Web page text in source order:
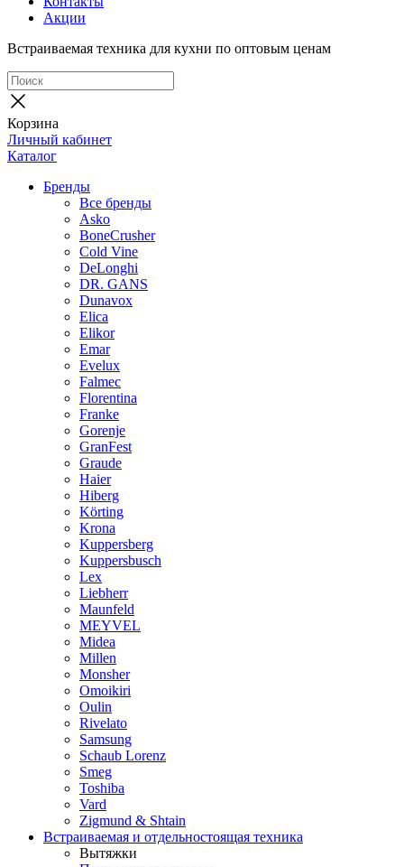
Акции
Встраиваемая техника для кухни по оптовым ценам
Корзина
Личный кабинет
Каталог
Бренды
Все бренды
Asko
BoneCrusher
Cold Vine
DeLonghi
DR. GANS
Dunavox
Elica
Elikor
Emar
Evelux
Falmec
Florentina
Franke
Gorenje
GranFest
Graude
Haier
Hiberg
Körting
Krona
Kuppersberg
Kuppersbusch
Lex
Liebherr
Maunfeld
MEYVEL
Midea
Millen
Monsher
Omoikiri
Oulin
Rivelato
Samsung
Schaub Lorenz
Smeg
Toshiba
Vard
Zigmund & Shtain
Встраиваемая и отдельностоящая техника
Вытяжки